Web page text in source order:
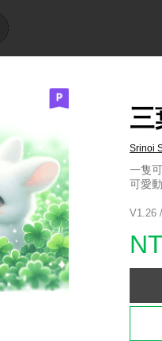
三
Srinoi
一隻
可愛
V1.26